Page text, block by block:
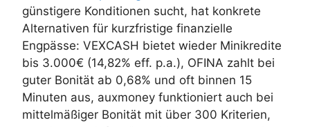
günstigere Konditionen sucht, hat konkrete
Alternativen für kurzfristige finanzielle
Engpässe: VEXCASH bietet wieder Minikredite
bis 3.000€ (14,82% eff. p.a.), OFINA zahlt bei
guter Bonität ab 0,68% und oft binnen 15
Minuten aus, auxmoney funktioniert auch bei
mittelmäßiger Bonität mit über 300 Kriterien,